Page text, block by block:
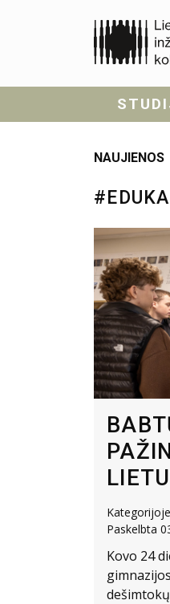
NAUJIENOS
Kategorijoje
Paskelbta
Kovo 24